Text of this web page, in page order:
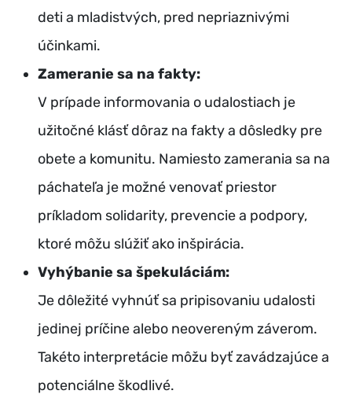
deti a mladistvých, pred nepriaznivými
účinkami.
Zameranie sa na fakty:
V prípade informovania o udalostiach je
užitočné klásť dôraz na fakty a dôsledky pre
obete a komunitu. Namiesto zamerania sa na
páchateľa je možné venovať priestor
príkladom solidarity, prevencie a podpory,
ktoré môžu slúžiť ako inšpirácia.
Vyhýbanie sa špekuláciám:
Je dôležité vyhnúť sa pripisovaniu udalosti
jedinej príčine alebo neovereným záverom.
Takéto interpretácie môžu byť zavádzajúce a
potenciálne škodlivé.